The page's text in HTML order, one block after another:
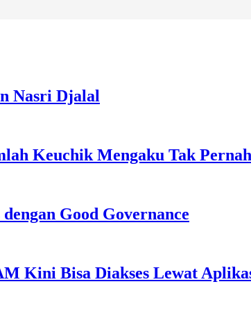
Nasri Djalal
Keuchik Mengaku Tak
Good Governance
Kini Bisa Diakses Lewat